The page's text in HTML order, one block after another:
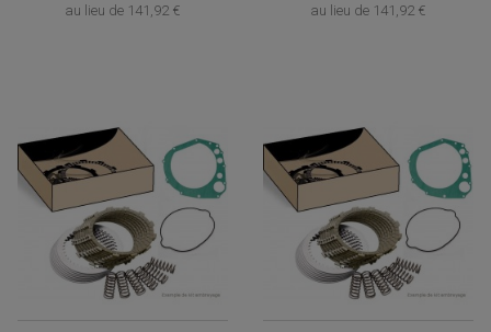
PARTIE CYCLE QUAD
AMORTISSEURS QUAD / SSV
BIELLETTES DE DIRECTION
CÂBLE ACCÉLÉRATEUR / EMBRAYAGE / STARTER
COLONNE DE DIRECTION QUAD
KIT RECONDITIONNEMENT TRIANGLE
au lieu de 141,92 € au lieu de 141,92 €